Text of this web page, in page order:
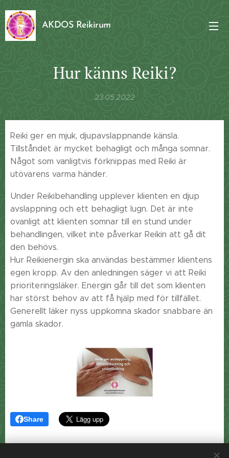
AKDOS Reikirum
Hur känns Reiki?
23.05.2022
Reiki ger en mjuk, djupavslappnande känsla.
Tillståndet är mycket behagligt och många somnar.
Något som vanligtvis förknippas med Reiki är
utövarens varma händer.
Under Reikibehandling upplever klienten en djup
avslappning och ett behagligt lugn. Det är inte
ovanligt att klienten somnar till en stund under
behandlingen, vilket inte påverkar Reikin att gå dit
den behövs.
Hur Reikienergin ska användas bestämmer klientens
egen kropp. Av den anledningen säger vi att Reiki
prioriteringsläker. Energin går till det som klienten
har störst behov av att få hjälp med för tillfället.
Generellt läker nyss uppkomna skador snabbare än
gamla skador.
Share